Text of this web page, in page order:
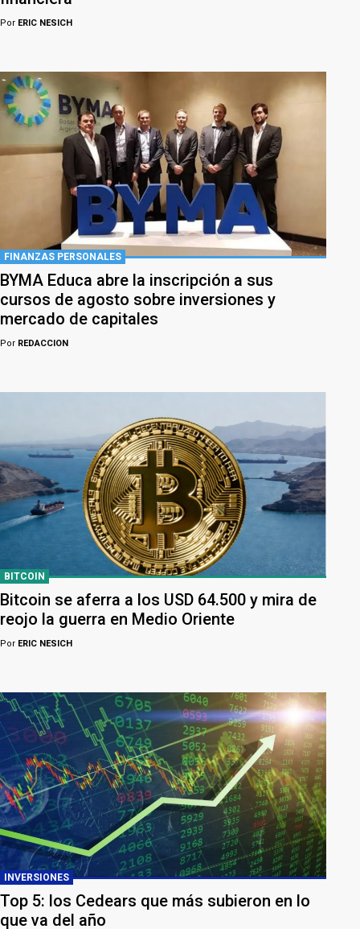
Por ERIC NESICH
FINANZAS PERSONALES
BYMA Educa abre la inscripción a sus
cursos de agosto sobre inversiones y
mercado de capitales
Por REDACCION
BITCOIN
Bitcoin se aferra a los USD 64.500 y mira de
reojo la guerra en Medio Oriente
Por ERIC NESICH
INVERSIONES
Top 5: los Cedears que más subieron en lo
que va del año